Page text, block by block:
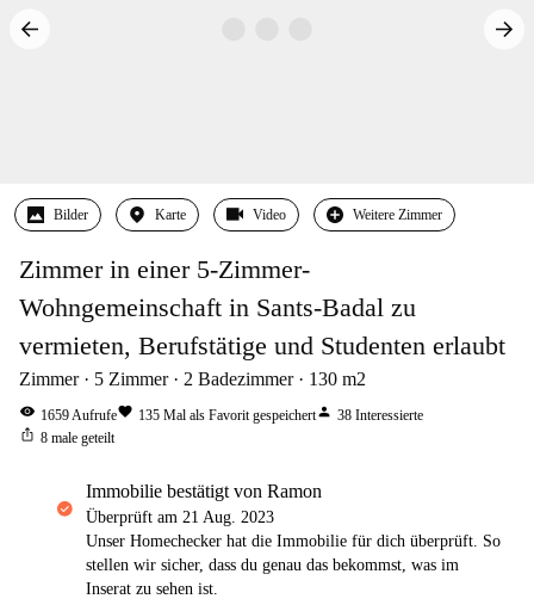
Bilder Karte Video Weitere Zimmer
Zimmer in einer 5-Zimmer-
Wohngemeinschaft in Sants-Badal zu
vermieten, Berufstätige und Studenten erlaubt
Zimmer 5 Zimmer 2 Badezimmer 130 m2
visibility 1659Aufrufefavorite 135 Mal als Favorit gespeichertperson 38 Interessierte
ios_share 8 male geteilt
Immobilie bestätigt von Ramon
Überprüft am 21 Aug. 2023
Unser Homechecker hat die Immobilie für dich überprüft. So
stellen wir sicher, dass du genau das bekommst, was im
Inserat zu sehen ist.